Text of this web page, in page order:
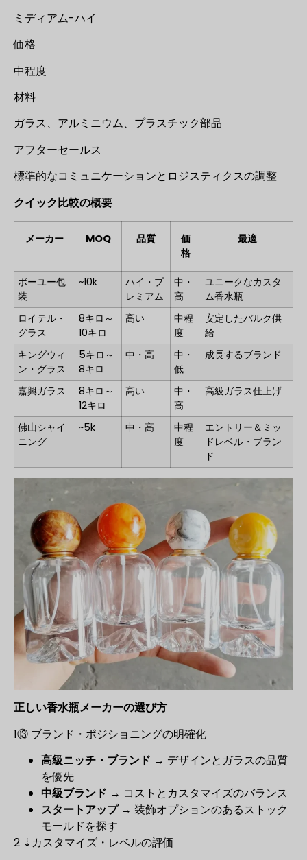
ミディアム-ハイ
価格
中程度
材料
ガラス、アルミニウム、プラスチック部品
アフターセールス
標準的なコミュニケーションとロジスティクスの調整
クイック比較の概要
メーカー MOQ 品質
価
格
最適
ボーユー包
装
~10k
ハイ・プ
レミアム
中・
高
ユニークなカスタ
ム香水瓶
ロイテル・
グラス
8キロ～
10キロ
高い
中程
度
安定したバルク供
給
キングウィ
ン・グラス
5キロ～
8キロ
中・高
中・
低
成長するブランド
嘉興ガラス
8キロ～
12キロ
高い
中・
高
高級ガラス仕上げ
佛山シャイ
ニング
~5k 中・高
中程
度
エントリー＆ミッ
ドレベル・ブラン
ド
正しい香水瓶メーカーの選び方
1️⑬ ブランド・ポジショニングの明確化
高級ニッチ・ブランド → デザインとガラスの品質
を優先
中級ブランド → コストとカスタマイズのバランス
スタートアップ→ 装飾オプションのあるストック
モールドを探す
2️ ⇣カスタマイズ・レベルの評価